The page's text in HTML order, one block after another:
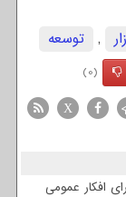
,
توسعه
(0)
X
افکار عمومی